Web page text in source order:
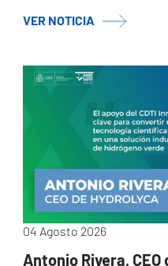
VER NOTICIA
04 Agosto 2026
Antonio Rivera, CEO